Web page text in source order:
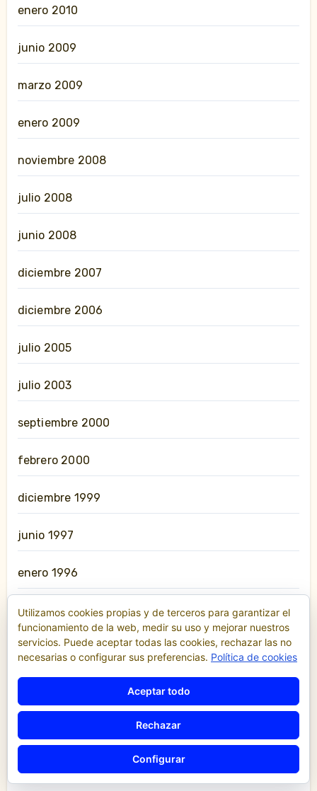
enero 2010
junio 2009
marzo 2009
enero 2009
noviembre 2008
julio 2008
junio 2008
diciembre 2007
diciembre 2006
julio 2005
julio 2003
septiembre 2000
febrero 2000
diciembre 1999
junio 1997
enero 1996
febrero 1993
noviembre 1991
julio 1987
Utilizamos cookies propias y de terceros para garantizar el
funcionamiento de la web, medir su uso y mejorar nuestros
servicios. Puede aceptar todas las cookies, rechazar las no
necesarias o configurar sus preferencias. Política de cookies
Aceptar todo
Rechazar
Configurar